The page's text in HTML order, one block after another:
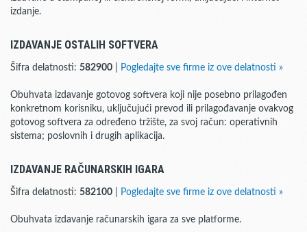
izdanje.
IZDAVANJE OSTALIH SOFTVERA
Šifra delatnosti: 582900 Pogledajte sve firme iz ove delatnosti »
Obuhvata izdavanje gotovog softvera koji nije posebno prilagođen
konkretnom korisniku, uključujući prevod ili prilagođavanje ovakvog
gotovog softvera za određeno tržište, za svoj račun: operativnih
sistema; poslovnih i drugih aplikacija.
IZDAVANJE RAČUNARSKIH IGARA
Šifra delatnosti: 582100 Pogledajte sve firme iz ove delatnosti »
Obuhvata izdavanje računarskih igara za sve platforme.